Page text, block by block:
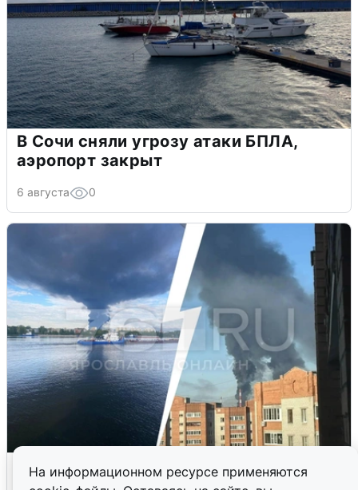
На информационном ресурсе применяются
В Сочи сняли угрозу атаки БПЛА,
аэропорт закрыт
6 августа 0
Ночная атака БПЛА на Ярославль:
попадания и последствия